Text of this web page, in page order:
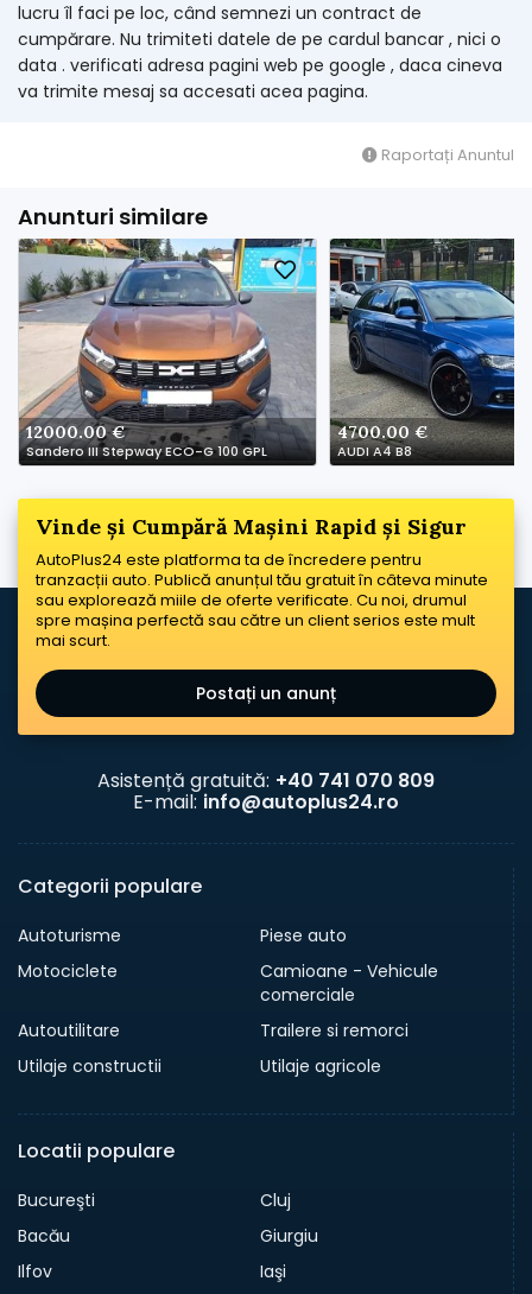
lucru îl faci pe loc, când semnezi un contract de
cumpărare. Nu trimiteti datele de pe cardul bancar , nici o
data . verificati adresa pagini web pe google , daca cineva
va trimite mesaj sa accesati acea pagina.
Raportați Anuntul
Anunturi similare
12000.00 €
Sandero III Stepway ECO-G 100 GPL
4700.00 €
AUDI A4 B8
Vinde și Cumpără Mașini Rapid și Sigur
AutoPlus24 este platforma ta de încredere pentru
tranzacții auto. Publică anunțul tău gratuit în câteva minute
sau explorează miile de oferte verificate. Cu noi, drumul
spre mașina perfectă sau către un client serios este mult
mai scurt.
Postați un anunț
Asistență gratuită: +40 741 070 809
E-mail: info@autoplus24.ro
Categorii populare
Autoturisme
Piese auto
Motociclete
Camioane - Vehicule
comerciale
Autoutilitare
Trailere si remorci
Utilaje constructii
Utilaje agricole
Locatii populare
Bucureşti
Cluj
Bacău
Giurgiu
Ilfov
Iaşi